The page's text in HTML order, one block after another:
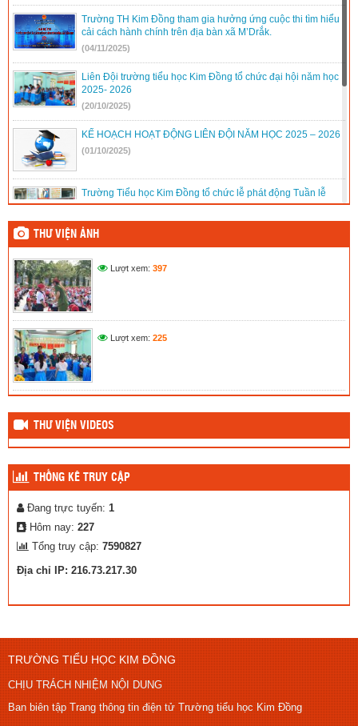
Trường TH Kim Đồng tham gia hưởng ứng cuộc thi tìm hiểu
cải cách hành chính trên địa bàn xã M’Drắk.
(04/11/2025)
Liên Đội trường tiểu học Kim Đồng tổ chức đại hội năm học
2025- 2026
(20/10/2025)
KẾ HOẠCH HOẠT ĐỘNG LIÊN ĐỘI NĂM HỌC 2025 – 2026
(01/10/2025)
Trường Tiểu học Kim Đồng tổ chức lễ phát động Tuần lễ
hưởng ứng học tập suốt đời năm 2025
(01/10/2025)
Trường TH Kim Đồng tổ chức Lễ phát động tuyên truyền cho
học sinh, chấp hành pháp luật về phòng, chống ma túy,
ATGT năm học 2025 – 2026
(30/09/2025)
Trường TH Kim Đồng khai giảng năm học 2025-2026
(10/09/2025)
THƯ VIỆN ẢNH
Lượt xem: 397
Lượt xem: 225
THƯ VIỆN VIDEOS
THỐNG KÊ TRUY CẬP
Đang trực tuyến: 1
Hôm nay: 227
Tổng truy cập: 7590827
Địa chỉ IP: 216.73.217.30
TRƯỜNG TIỂU HỌC KIM ĐỒNG
CHỊU TRÁCH NHIỆM NỘI DUNG
Ban biên tập Trang thông tin điện tử Trường tiểu học Kim Đồng